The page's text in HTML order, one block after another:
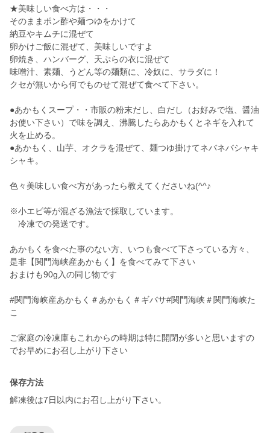
★美味しい食べ方は・・・
そのままポン酢や麺つゆをかけて
納豆やキムチに混ぜて
卵かけご飯に混ぜて、美味しいですよ
卵焼き、ハンバーグ、天ぷらの衣に混ぜて
味噌汁、素麺、うどん等の麺類に、冷奴に、サラダに！
クセが無いから何でものせて混ぜて食べて下さい。
●あかもくスープ・・市販の粉末だし、白だし（お好みで塩、醤油
お使い下さい）で味を調え、沸騰したらあかもくとネギを入れて
火を止める。
●あかもく、山芋、オクラを混ぜて、麺つゆ掛けてネバネバシャキ
シャキ。
色々美味しい食べ方があったら教えてくださいね(^^♪
※小エビ等が混ざる漁法で採取しています。
冷凍での発送です。
あかもくを食べた事のない方、いつも食べて下さっている方々、
是非【関門海峡産あかもく】を食べてみて下さい
おまけも90g入の同じ物です
#関門海峡産あかもく＃あかもく＃ギバサ#関門海峡＃関門海峡た
こ
ご家庭の冷凍庫もこれからの時期は特に開閉が多いと思いますの
でお早めにお召し上がり下さい
保存方法
解凍後は7日以内にお召し上がり下さい。